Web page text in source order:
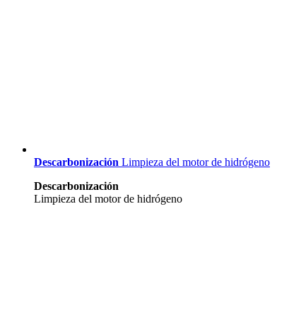
Descarbonización Limpieza del motor de hidrógeno
Descarbonización
Limpieza del motor de hidrógeno